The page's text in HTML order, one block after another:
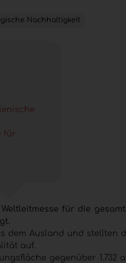
Nachhaltigkeit
für
für die
dem Ausland und stellten
auf.
gegenüber 1.732